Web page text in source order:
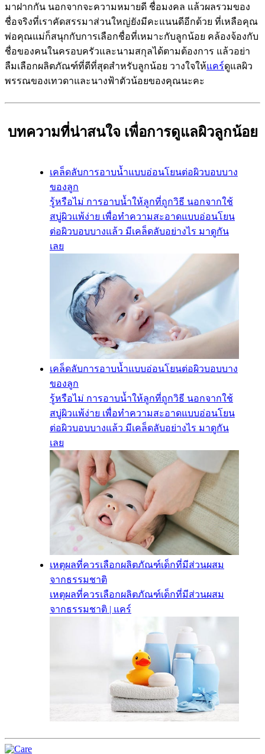
มาฝากกัน นอกจากจะความหมายดี ชื่อมงคล แล้วผลรวมของ
ชื่อจริงที่เราคัดสรรมาส่วนใหญ่ยังมีคะแนนดีอีกด้วย ที่เหลือคุณ
พ่อคุณแม่ก็สนุกกับการเลือกชื่อที่เหมาะกับลูกน้อย คล้องจ้องกับ
ชื่อของคนในครอบครัวและนามสกุลได้ตามต้องการ แล้วอย่า
ลืมเลือกผลิตภัณฑ์ที่ดีที่สุดสำหรับลูกน้อย วางใจให้แคร์ดูแลผิว
พรรณของเทวดาและนางฟ้าตัวน้อยของคุณนะคะ
บทความที่น่าสนใจ เพื่อการดูแลผิวลูกน้อย
เคล็ดลับการอาบน้ำแบบอ่อนโยนต่อผิวบอบบาง
ของลูก
รู้หรือไม่ การอาบน้ำให้ลูกที่ถูกวิธี นอกจากใช้
สบู่ผิวแพ้ง่าย เพื่อทำความสะอาดแบบอ่อนโยน
ต่อผิวบอบบางแล้ว มีเคล็ดลับอย่างไร มาดูกัน
เลย
เคล็ดลับการอาบน้ำแบบอ่อนโยนต่อผิวบอบบาง
ของลูก
รู้หรือไม่ การอาบน้ำให้ลูกที่ถูกวิธี นอกจากใช้
สบู่ผิวแพ้ง่าย เพื่อทำความสะอาดแบบอ่อนโยน
ต่อผิวบอบบางแล้ว มีเคล็ดลับอย่างไร มาดูกัน
เลย
เหตุผลที่ควรเลือกผลิตภัณฑ์เด็กที่มีส่วนผสม
จากธรรมชาติ
เหตุผลที่ควรเลือกผลิตภัณฑ์เด็กที่มีส่วนผสม
จากธรรมชาติ | แคร์